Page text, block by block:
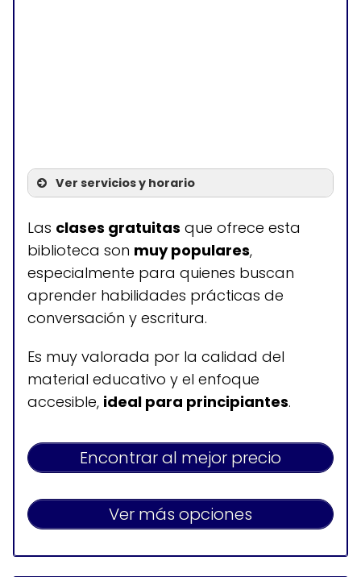
Ver servicios y horario
Servicios
Clases de inglés como
segundo idioma (ESL)
Horario de atención
L, M, J: 9:00-13:00; 14:00-17:30
Miércoles: 10:30-14:00; 15:00-19:00
Las clases gratuitas que ofrece esta
biblioteca son muy populares,
especialmente para quienes buscan
aprender habilidades prácticas de
conversación y escritura.
Es muy valorada por la calidad del
material educativo y el enfoque
accesible, ideal para principiantes.
Encontrar al mejor precio
Ver más opciones